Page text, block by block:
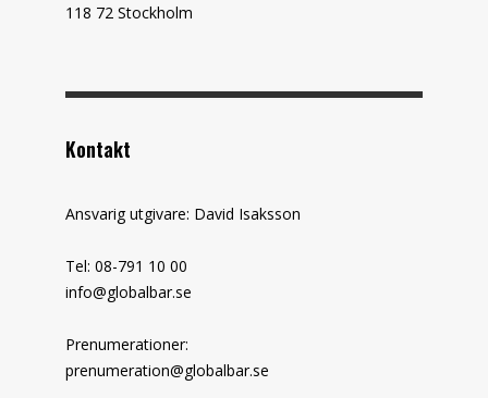
118 72 Stockholm
Kontakt
Ansvarig utgivare: David Isaksson
Tel: 08-791 10 00
info@globalbar.se
Prenumerationer:
prenumeration@globalbar.se